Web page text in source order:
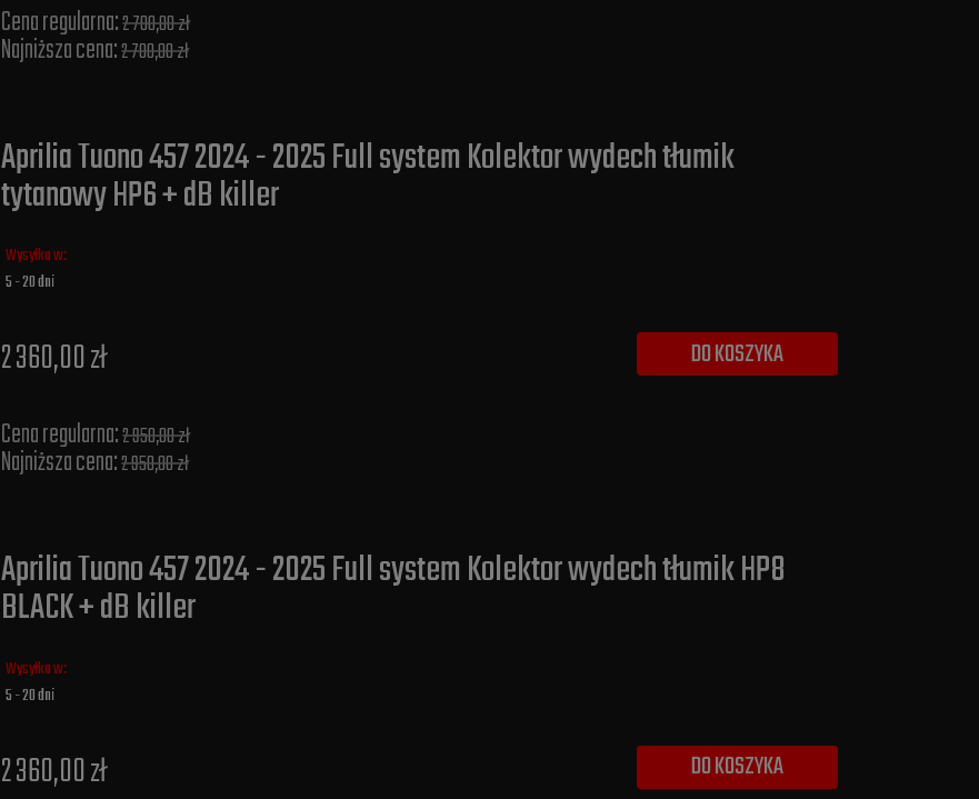
Cena regularna:2 700,00 zł
Najniższa cena:2 700,00 zł
Aprilia Tuono 457 2024 - 2025 Full system Kolektor wydech tłumik
tytanowy HP6 + dB killer
Wysyłka w:
5 - 20 dni
2 360,00 zł
Cena regularna:2 950,00 zł
Najniższa cena:2 950,00 zł
DO KOSZYKA
Aprilia Tuono 457 2024 - 2025 Full system Kolektor wydech tłumik HP8
BLACK + dB killer
Wysyłka w:
5 - 20 dni
2 360,00 zł DO KOSZYKA